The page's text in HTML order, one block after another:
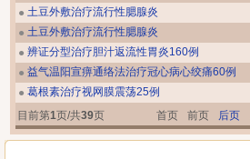
● 土豆外敷治疗流行性腮腺炎
● 土豆外敷治疗流行性腮腺炎
● 辨证分型治疗胆汁返流性胃炎160例
● 益气温阳宣痹通络法治疗冠心病心绞痛60例
● 葛根素治疗视网膜震荡25例
目前第1页/共39页 首页 前页 后页